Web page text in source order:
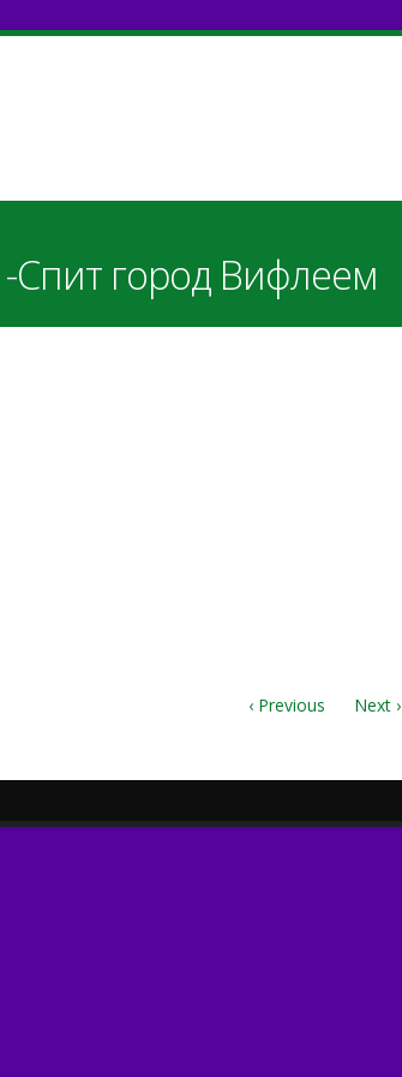
Спит город Вифлеем
‹ Previous
Next ›